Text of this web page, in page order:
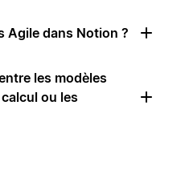
Agile dans Notion ?
les modèles
ou les